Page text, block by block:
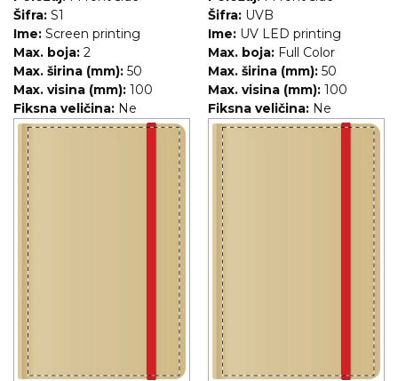
Šifra: S1
Ime: Screen printing
Max. boja: 2
Max. širina (mm): 50
Max. visina (mm): 100
Fiksna veličina: Ne
Šifra: UVB
Ime: UV LED printing
Max. boja: Full Color
Max. širina (mm): 50
Max. visina (mm): 100
Fiksna veličina: Ne